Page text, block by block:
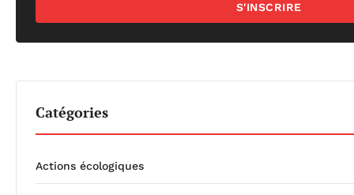
S'INSCRIRE
Catégories
Actions écologiques